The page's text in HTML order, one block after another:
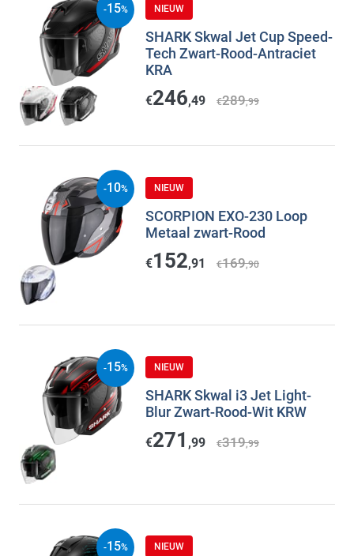
NIEUW
SHARK Skwal Jet Cup Speed-
Tech Zwart-Rood-Antraciet
KRA
€246,49 €289,99
-15%
NIEUW
SCORPION EXO-230 Loop
Metaal zwart-Rood
€152,91 €169,90
-10%
NIEUW
SHARK Skwal i3 Jet Light-
Blur Zwart-Rood-Wit KRW
€271 ,99 €319,99
-15%
NIEUW
-15%